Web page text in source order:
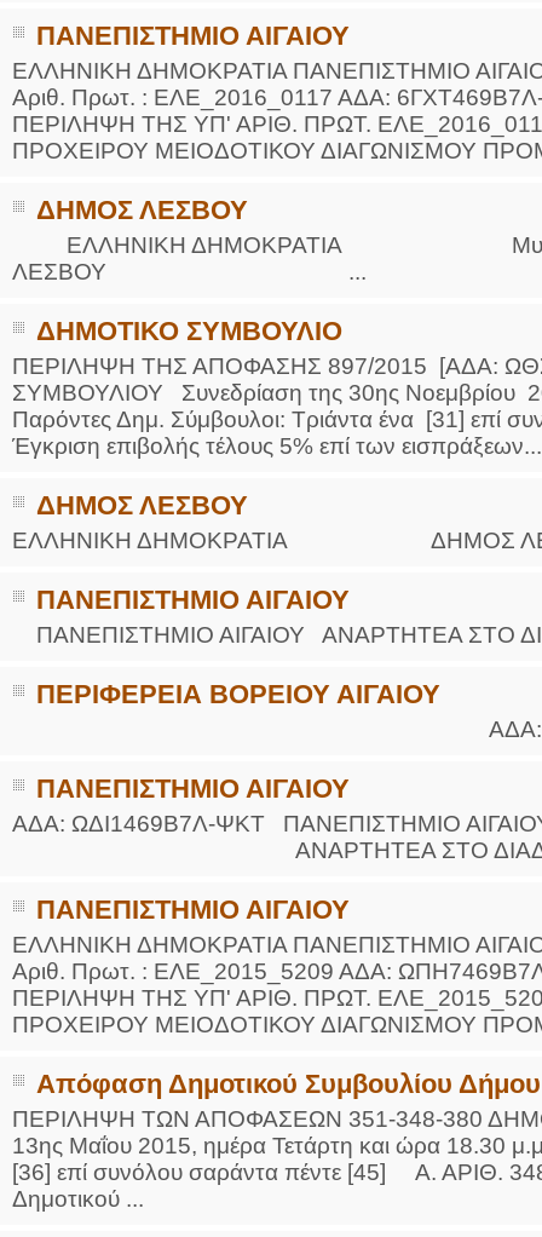
ΠΑΝΕΠΙΣΤΗΜΙΟ ΑΙΓΑΙΟΥ
ΕΛΛΗΝΙΚΗ ΔΗΜΟΚΡΑΤΙΑ ΠΑΝΕΠΙΣΤΗΜΙΟ
Αριθ. Πρωτ. : ΕΛΕ_2016_0117 ΑΔΑ:
ΠΕΡΙΛΗΨΗ ΤΗΣ ΥΠ' ΑΡΙΘ. ΠΡΩΤ.
ΠΡΟΧΕΙΡΟΥ ΜΕΙΟΔΟΤΙΚΟΥ ΔΙΑΓΩΝΙΣΜΟΥ
ΔΗΜΟΣ ΛΕΣΒΟΥ
ΕΛΛΗΝΙΚΗ ΔΗΜΟΚΡΑΤΙΑ
ΛΕΣΒΟΥ ...
ΔΗΜΟΤΙΚΟ ΣΥΜΒΟΥΛΙΟ
ΠΕΡΙΛΗΨΗ ΤΗΣ ΑΠΟΦΑΣΗΣ 897/2015 [ΑΔΑ:
ΣΥΜΒΟΥΛΙΟΥ Συνεδρίαση της 30ης Νοεμβρίου
Παρόντες Δημ. Σύμβουλοι: Τριάντα ένα [31] επί
Έγκριση επιβολής τέλους 5% επί των εισπράξεων...
ΔΗΜΟΣ ΛΕΣΒΟΥ
ΕΛΛΗΝΙΚΗ ΔΗΜΟΚΡΑΤΙΑ
ΠΑΝΕΠΙΣΤΗΜΙΟ ΑΙΓΑΙΟΥ
ΠΑΝΕΠΙΣΤΗΜΙΟ ΑΙΓΑΙΟΥ
ΠΕΡΙΦΕΡΕΙΑ ΒΟΡΕΙΟΥ ΑΙΓΑΙΟΥ
ΑΔΑ:
ΠΑΝΕΠΙΣΤΗΜΙΟ ΑΙΓΑΙΟΥ
ΑΔΑ: ΩΔΙ1469Β7Λ-ΨΚΤ
ΑΝΑΡΤΗΤΕΑ ΣΤΟ ΔΙΑΔΙΚΤΥΟ
ΠΑΝΕΠΙΣΤΗΜΙΟ ΑΙΓΑΙΟΥ
ΕΛΛΗΝΙΚΗ ΔΗΜΟΚΡΑΤΙΑ ΠΑΝΕΠΙΣΤΗΜΙΟ
Αριθ. Πρωτ. : ΕΛΕ_2015_5209 ΑΔΑ:
ΠΕΡΙΛΗΨΗ ΤΗΣ ΥΠ' ΑΡΙΘ. ΠΡΩΤ.
ΠΡΟΧΕΙΡΟΥ ΜΕΙΟΔΟΤΙΚΟΥ ΔΙΑΓΩΝΙΣΜΟΥ
Απόφαση Δημοτικού Συμβουλίου
ΠΕΡΙΛΗΨΗ ΤΩΝ ΑΠΟΦΑΣΕΩΝ 351-348-380
13ης Μαΐου 2015, ημέρα Τετάρτη και ώρα 18.30
[36] επί συνόλου σαράντα πέντε [45] Α.
Δημοτικού ...